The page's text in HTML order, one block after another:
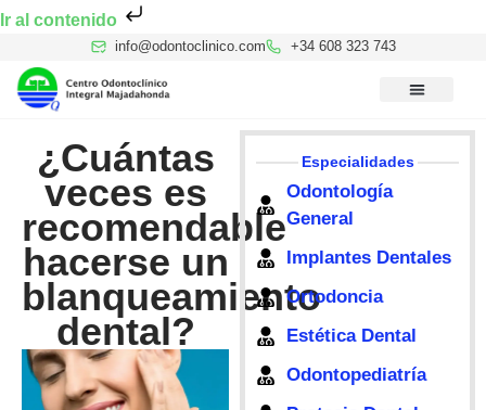
Ir al contenido
info@odontoclinico.com +34 608 323 743
¿Cuántas
veces es
recomendable
hacerse un
blanqueamiento
dental?
Especialidades
Odontología
General
Implantes Dentales
Ortodoncia
Estética Dental
Odontopediatría